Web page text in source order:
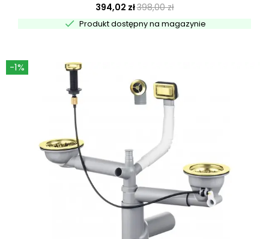
394,02 zł398,00 zł
 Produkt dostępny na magazynie
-1%